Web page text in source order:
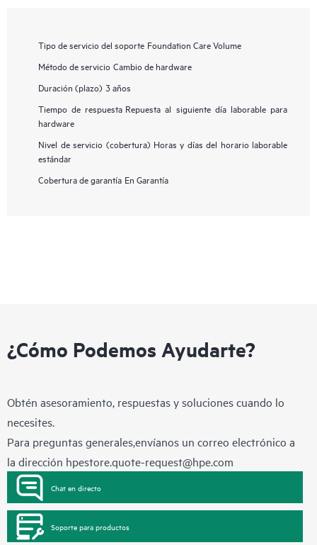
Tipo de servicio del soporte Foundation Care Volume
Método de servicio Cambio de hardware
Duración (plazo) 3 años
Tiempo de respuesta Repuesta al siguiente día laborable para
hardware
Nivel de servicio (cobertura) Horas y días del horario laborable
estándar
Cobertura de garantía En Garantía
¿Cómo Podemos Ayudarte?
Obtén asesoramiento, respuestas y soluciones cuando lo
necesites.
Para preguntas generales,envíanos un correo electrónico a
la dirección hpestore.quote-request@hpe.com
Chat en directo
Soporte para productos